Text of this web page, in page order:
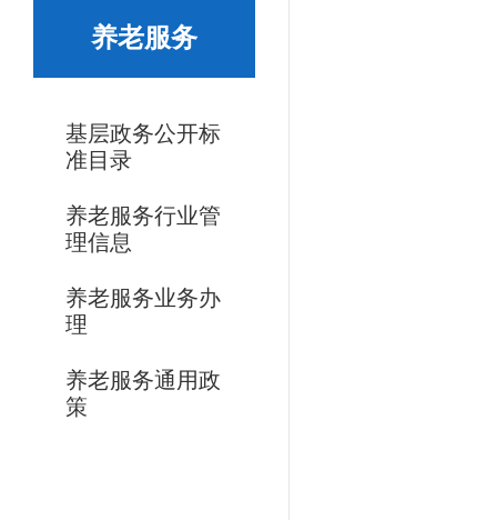
养老服务
基层政务公开标
准目录
养老服务行业管
理信息
养老服务业务办
理
养老服务通用政
策